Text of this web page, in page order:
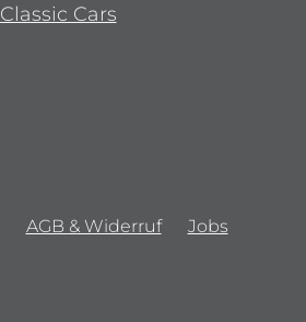
Classic Cars
AGB & Widerruf Jobs